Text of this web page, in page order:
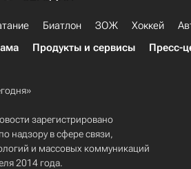
Биатлон ЗОЖ Хоккей
Продукты и сервисы Пресс-
зарегистрировано
надзору в сфере связи,
и массовых коммуникаций
2014 года.